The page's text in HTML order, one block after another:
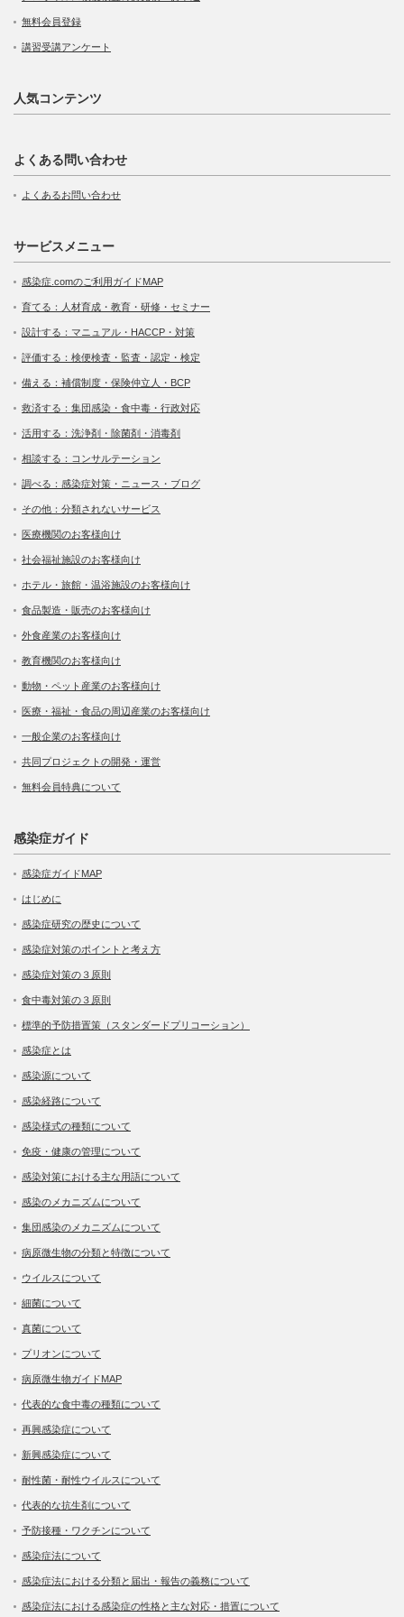
無料会員登録
講習受講アンケート
人気コンテンツ
よくある問い合わせ
よくあるお問い合わせ
サービスメニュー
感染症.comのご利用ガイドMAP
育てる：人材育成・教育・研修・セミナー
設計する：マニュアル・HACCP・対策
評価する：検便検査・監査・認定・検定
備える：補償制度・保険仲立人・BCP
救済する：集団感染・食中毒・行政対応
活用する：洗浄剤・除菌剤・消毒剤
相談する：コンサルテーション
調べる：感染症対策・ニュース・ブログ
その他：分類されないサービス
医療機関のお客様向け
社会福祉施設のお客様向け
ホテル・旅館・温浴施設のお客様向け
食品製造・販売のお客様向け
外食産業のお客様向け
教育機関のお客様向け
動物・ペット産業のお客様向け
医療・福祉・食品の周辺産業のお客様向け
一般企業のお客様向け
共同プロジェクトの開発・運営
無料会員特典について
感染症ガイド
感染症ガイドMAP
はじめに
感染症研究の歴史について
感染症対策のポイントと考え方
感染症対策の３原則
食中毒対策の３原則
標準的予防措置策（スタンダードプリコーション）
感染症とは
感染源について
感染経路について
感染様式の種類について
免疫・健康の管理について
感染対策における主な用語について
感染のメカニズムについて
集団感染のメカニズムについて
病原微生物の分類と特徴について
ウイルスについて
細菌について
真菌について
プリオンについて
病原微生物ガイドMAP
代表的な食中毒の種類について
再興感染症について
新興感染症について
耐性菌・耐性ウイルスについて
代表的な抗生剤について
予防接種・ワクチンについて
感染症法について
感染症法における分類と届出・報告の義務について
感染症法における感染症の性格と主な対応・措置について